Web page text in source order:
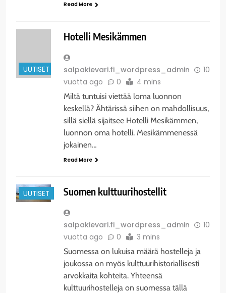
Read More
UUTISET
Hotelli Mesikämmen
salpakievari.fi_wordpress_admin
10
vuotta ago
0 4 mins
Miltä tuntuisi viettää loma luonnon
keskellä? Ähtärissä siihen on mahdollisuus,
sillä siellä sijaitsee Hotelli Mesikämmen,
luonnon oma hotelli. Mesikämmenessä
jokainen…
Read More
UUTISET Suomen kulttuurihostellit
salpakievari.fi_wordpress_admin
10
vuotta ago
0 3 mins
Suomessa on lukuisa määrä hostelleja ja
joukossa on myös kulttuurihistoriallisesti
arvokkaita kohteita. Yhteensä
kulttuurihostelleja on suomessa tällä